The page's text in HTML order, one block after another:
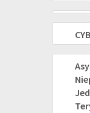
osób
2021
2027
Korpus
OSOBY